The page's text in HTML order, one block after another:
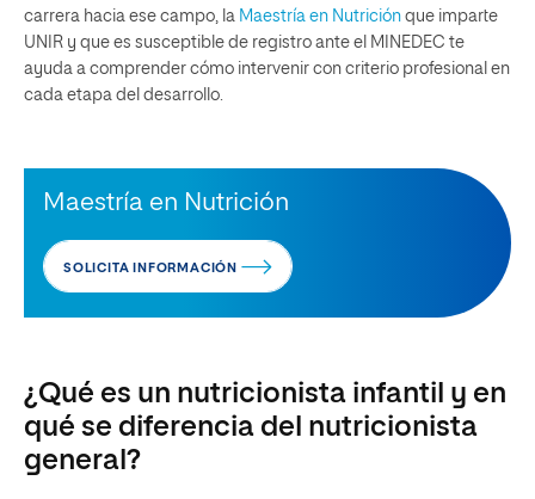
carrera hacia ese campo, la Maestría en Nutrición que imparte
UNIR y que es susceptible de registro ante el MINEDEC te
ayuda a comprender cómo intervenir con criterio profesional en
cada etapa del desarrollo.
Maestría en Nutrición
SOLICITA INFORMACIÓN
¿Qué es un nutricionista infantil y en
qué se diferencia del nutricionista
general?